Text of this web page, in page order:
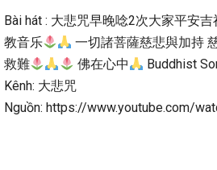
Bài hát : 大悲咒早晚唸2次大家平安吉
教音乐
一切諸菩薩慈悲與加持
救難
佛在心中
Buddhist
Kênh: 大悲咒
Nguồn: https://www.youtube.com/